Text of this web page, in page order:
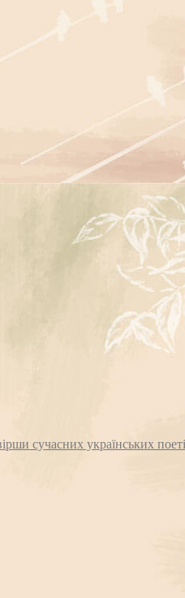
сучасних українських